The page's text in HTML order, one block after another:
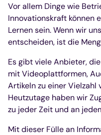
Vor allem Dinge wie
Innovationskraft können
Lernen sein. Wenn wir
entscheiden, ist die
Es gibt viele Anbieter,
mit Videoplattformen,
Artikeln zu einer Vielzahl
Heutzutage haben wir
zu jeder Zeit und an
Mit dieser Fülle an